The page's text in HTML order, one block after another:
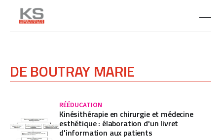
DE BOUTRAY MARIE
RÉÉDUCATION
Kinésithérapie en chirurgie et médecine
esthétique : élaboration d'un livret
d'information aux patients